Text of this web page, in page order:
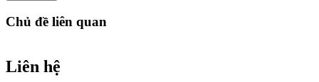
Chủ đề liên quan
Liên hệ